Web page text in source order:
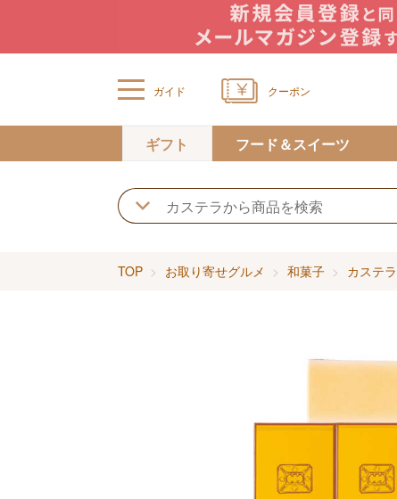
ガイド クーポン
ギフト フード＆スイーツ
TOP お取り寄せグルメ 和菓子 カステラ